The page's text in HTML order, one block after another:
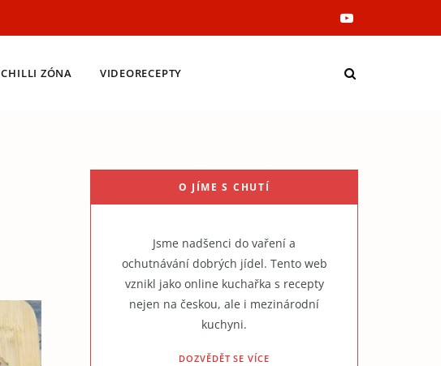
Y
CHILLI ZÓNA VIDEORECEPTY
O JÍME S CHUTÍ
Jsme nadšenci do vaření a
ochutnávání dobrých jídel. Tento web
vznikl jako online kuchařka s recepty
nejen na českou, ale i mezinárodní
kuchyni.
DOZVĚDĚT SE VÍCE